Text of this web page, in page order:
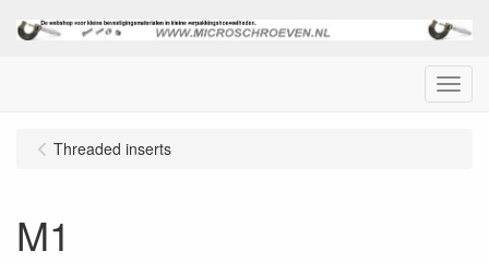
Menu
Threaded inserts
M1